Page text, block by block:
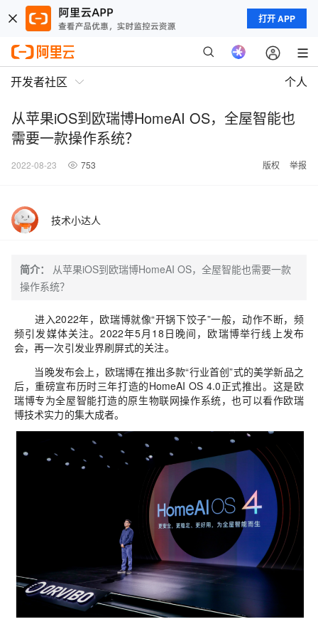
打开 APP
开发者社区 个人
从苹果iOS到欧瑞博HomeAI OS，全屋智能也
需要一款操作系统？
2022-08-23 753 版权 举报
技术小达人
简介：
从苹果iOS到欧瑞博HomeAI OS，全屋智能也需要一款
操作系统？
进入2022年，欧瑞博就像“开锅下饺子”一般，动作不断，频
频引发媒体关注。2022年5月18日晚间，欧瑞博举行线上发布
会，再一次引发业界刷屏式的关注。
当晚发布会上，欧瑞博在推出多款“行业首创”式的美学新品之
后，重磅宣布历时三年打造的HomeAI OS 4.0正式推出。这是欧
瑞博专为全屋智能打造的原生物联网操作系统，也可以看作欧瑞
博技术实力的集大成者。